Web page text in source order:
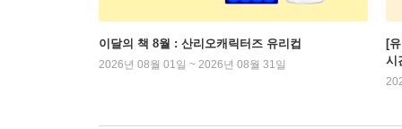
이달의 책 8월 : 산리오캐릭터즈 유리컵
2026년 08월 01일 ~ 2026년 08월 31일
[
시